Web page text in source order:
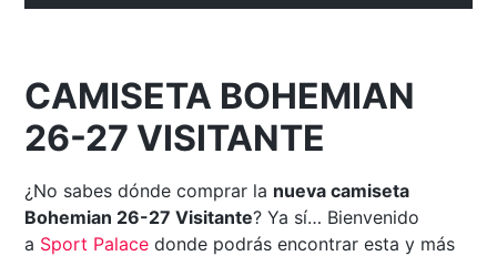
CAMISETA BOHEMIAN
26-27 VISITANTE
¿No sabes dónde comprar la nueva camiseta
Bohemian 26-27 Visitante? Ya sí… Bienvenido
a Sport Palace donde podrás encontrar esta y más